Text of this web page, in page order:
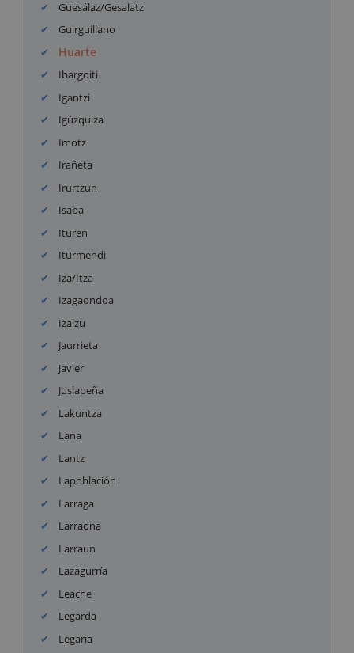
Guesálaz/Gesalatz
Guirguillano
Huarte
Ibargoiti
Igantzi
Igúzquiza
Imotz
Irañeta
Irurtzun
Isaba
Ituren
Iturmendi
Iza/Itza
Izagaondoa
Izalzu
Jaurrieta
Javier
Juslapeña
Lakuntza
Lana
Lantz
Lapoblación
Larraga
Larraona
Larraun
Lazagurría
Leache
Legarda
Legaria